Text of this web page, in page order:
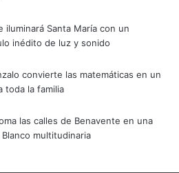
iluminará Santa María con un
inédito de luz y sonido
convierte las matemáticas en un
toda la familia
las calles de Benavente en una
multitudinaria